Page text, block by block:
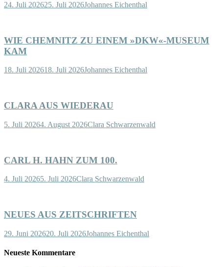
24. Juli 202625. Juli 2026Johannes Eichenthal
WIE CHEMNITZ ZU EINEM »DKW«-MUSEUM
KAM
18. Juli 202618. Juli 2026Johannes Eichenthal
CLARA AUS WIEDERAU
5. Juli 20264. August 2026Clara Schwarzenwald
CARL H. HAHN ZUM 100.
4. Juli 20265. Juli 2026Clara Schwarzenwald
NEUES AUS ZEITSCHRIFTEN
29. Juni 202620. Juli 2026Johannes Eichenthal
Neueste Kommentare